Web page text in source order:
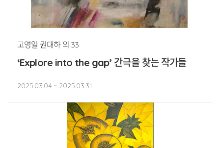
고영일 권대하 외 33
‘Explore into the gap’ 간극을 찾는 작가들
2025.03.04 ~ 2025.03.31